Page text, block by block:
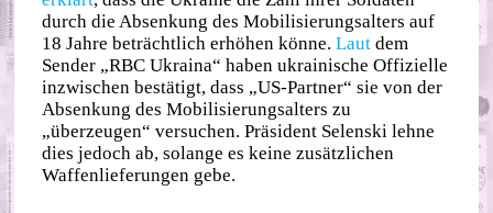
durch die Absenkung des Mobilisierungsalters auf
18 Jahre beträchtlich erhöhen könne.Laut dem
Sender „RBC Ukraina“ haben ukrainische Offizielle
inzwischen bestätigt, dass „US-Partner“ sie von der
Absenkung des Mobilisierungsalters zu
„überzeugen“ versuchen. Präsident Selenski lehne
dies jedoch ab, solange es keine zusätzlichen
Waffenlieferungen gebe.